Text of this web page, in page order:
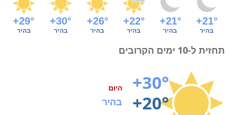
+21°
+21°
+22°
+26°
+30°
+29°
בהיר בהיר בהיר בהיר בהיר בהיר
תחזית ל-10 ימים הקרובים
+30°
+20°
היום
בהיר